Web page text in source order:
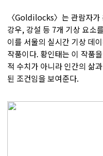
〈Goldilocks〉는 관람자
강우, 강설 등 7개 기상 요소
이를 서울의 실시간 기상 데
작품이다. 황인태는 이 작품
적 수치가 아니라 인간의 삶
된 조건임을 보여준다.